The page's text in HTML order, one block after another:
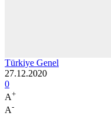
Türkiye Genel
27.12.2020
0
A+
A-